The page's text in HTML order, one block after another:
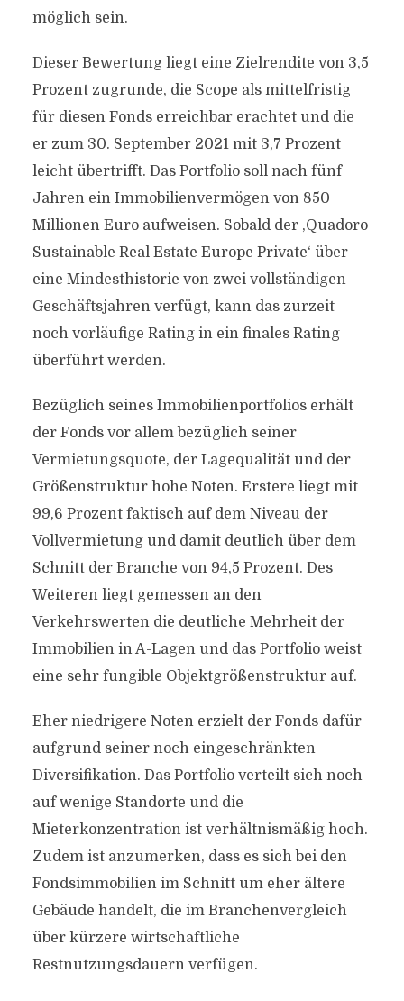
möglich sein.
Dieser Bewertung liegt eine Zielrendite von 3,5
Prozent zugrunde, die Scope als mittelfristig
für diesen Fonds erreichbar erachtet und die
er zum 30. September 2021 mit 3,7 Prozent
leicht übertrifft. Das Portfolio soll nach fünf
Jahren ein Immobilienvermögen von 850
Millionen Euro aufweisen. Sobald der ,Quadoro
Sustainable Real Estate Europe Private‘ über
eine Mindesthistorie von zwei vollständigen
Geschäftsjahren verfügt, kann das zurzeit
noch vorläufige Rating in ein finales Rating
überführt werden.
Bezüglich seines Immobilienportfolios erhält
der Fonds vor allem bezüglich seiner
Vermietungsquote, der Lagequalität und der
Größenstruktur hohe Noten. Erstere liegt mit
99,6 Prozent faktisch auf dem Niveau der
Vollvermietung und damit deutlich über dem
Schnitt der Branche von 94,5 Prozent. Des
Weiteren liegt gemessen an den
Verkehrswerten die deutliche Mehrheit der
Immobilien in A-Lagen und das Portfolio weist
eine sehr fungible Objektgrößenstruktur auf.
Eher niedrigere Noten erzielt der Fonds dafür
aufgrund seiner noch eingeschränkten
Diversifikation. Das Portfolio verteilt sich noch
auf wenige Standorte und die
Mieterkonzentration ist verhältnismäßig hoch.
Zudem ist anzumerken, dass es sich bei den
Fondsimmobilien im Schnitt um eher ältere
Gebäude handelt, die im Branchenvergleich
über kürzere wirtschaftliche
Restnutzungsdauern verfügen.